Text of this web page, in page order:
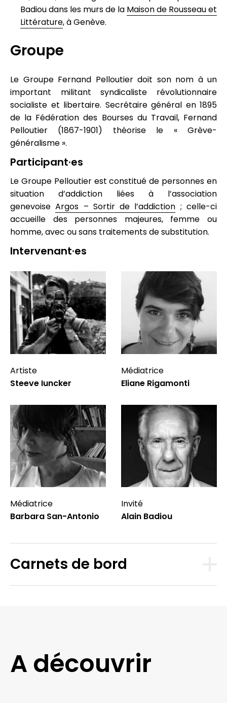
Badiou dans les murs de la Maison de Rousseau et
Littérature, à Genève.
Groupe
Le Groupe Fernand Pelloutier doit son nom à un
important militant syndicaliste révolutionnaire
socialiste et libertaire. Secrétaire général en 1895
de la Fédération des Bourses du Travail, Fernand
Pelloutier (1867-1901) théorise le « Grève-
généralisme ».
Participant·es
Le Groupe Pelloutier est constitué de personnes en
situation d’addiction liées à l’association
genevoiseArgos – Sortir de l’addiction ; celle-ci
accueille des personnes majeures, femme ou
homme, avec ou sans traitements de substitution.
Intervenant·es
Artiste
Steeve Iuncker
Médiatrice
Eliane Rigamonti
Médiatrice
Barbara San-Antonio
Invité
Alain Badiou
Carnets de bord
A découvrir